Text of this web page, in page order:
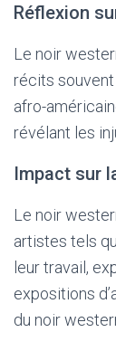
Réflexion
Le noir
récits souvent
afro-
révélant les
Impact sur
Le noir
artistes tels
leur travail,
expositions
du noir